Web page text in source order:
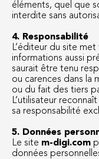
éléments, quel que
interdite sans
4. Responsabilité
L’éditeur du site
informations aussi
saurait être tenu
ou carences dans la
ou du fait des tiers
L’utilisateur
sa responsabilité
5. Données
Le site m-digi.com
données